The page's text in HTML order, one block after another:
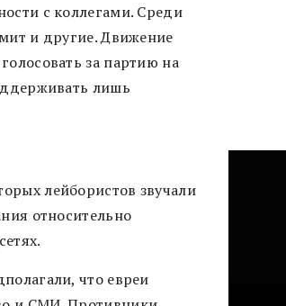
с коллегами. Среди
и другие. Движение
за партию на
лишь
лейбористов звучали
относительно
что евреи